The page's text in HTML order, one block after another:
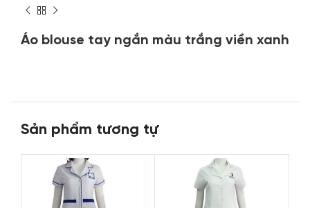
Áo blouse tay ngắn màu trắng viền xanh
Sản phẩm tương tự